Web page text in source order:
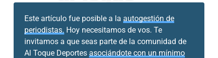
Este artículo fue posible a la autogestión de
periodistas. Hoy necesitamos de vos. Te
invitamos a que seas parte de la comunidad de
Al Toque Deportes asociándote con un mínimo